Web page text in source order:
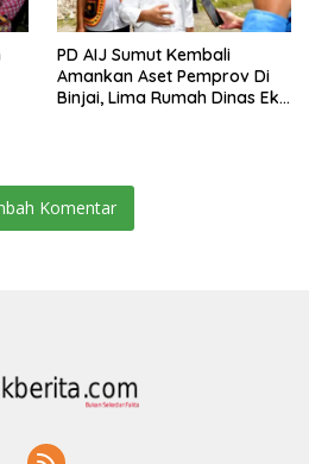
PD AIJ Sumut Kembali
Amankan Aset Pemprov Di
Binjai, Lima Rumah Dinas Eks
Komentar